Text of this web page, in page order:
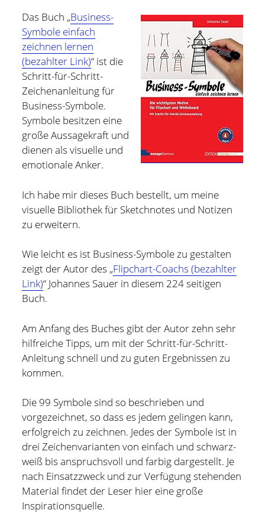
Kontakt
twitterfacebooklinkedinpinterestyoutube
rss
email-
form
github
paypal
Hildesheim (101)
Infos und Know How
Besondere Orte(48)
Bücher und Magazine
Haus, Wohnung und Garten
(17)
Selbstmanagement(28)
Technik(9)
Tools und Tipps(61)
Inlineskaten(103)
Wer schreibt hier?
Holger Modler
Beruflich beschäftige ich mich mit User Experience und
Das Buch „Business-
Symbole einfach
zeichnen lernen
(bezahlter Link)“ ist die
Schritt-für-Schritt-
Zeichenanleitung für
Business-Symbole.
Symbole besitzen eine
große Aussagekraft und
dienen als visuelle und
emotionale Anker.
Ich habe mir dieses Buch bestellt, um meine
visuelle Bibliothek für Sketchnotes und Notizen
zu erweitern.
Wie leicht es ist Business-Symbole zu gestalten
zeigt der Autor des „Flipchart-Coachs (bezahlter
Link)“ Johannes Sauer in diesem 224 seitigen
Buch.
Am Anfang des Buches gibt der Autor zehn sehr
hilfreiche Tipps, um mit der Schritt-für-Schritt-
Anleitung schnell und zu guten Ergebnissen zu
kommen.
Die 99 Symbole sind so beschrieben und
vorgezeichnet, so dass es jedem gelingen kann,
erfolgreich zu zeichnen. Jedes der Symbole ist in
drei Zeichenvarianten von einfach und schwarz-
weiß bis anspruchsvoll und farbig dargestellt. Je
nach Einsatzzweck und zur Verfügung stehenden
Material findet der Leser hier eine große
Inspirationsquelle.